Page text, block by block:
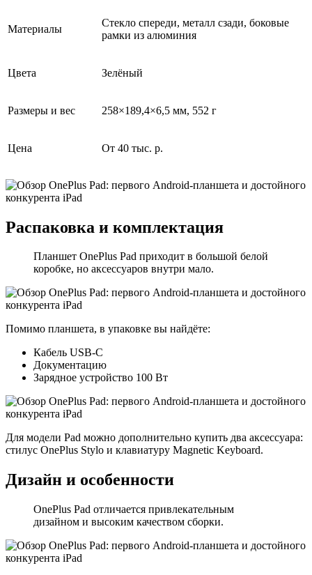
Материалы
Стекло спереди, металл сзади, боковые
рамки из алюминия
Цвета Зелёный
Размеры и вес 258×189,4×6,5 мм, 552 г
Цена От 40 тыс. р.
Распаковка и комплектация
Планшет OnePlus Pad приходит в большой белой
коробке, но аксессуаров внутри мало.
Помимо планшета, в упаковке вы найдёте:
Кабель USB-C
Документацию
Зарядное устройство 100 Вт
Для модели Pad можно дополнительно купить два аксессуара:
стилус OnePlus Stylo и клавиатуру Magnetic Keyboard.
Дизайн и особенности
OnePlus Pad отличается привлекательным
дизайном и высоким качеством сборки.